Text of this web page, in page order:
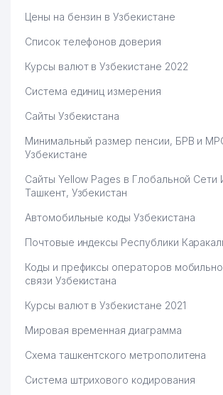
Цены на бензин в Узбекистане
Список телефонов доверия
Курсы валют в Узбекистане 2022
Система единиц измерения
Сайты Узбекистана
Минимальный размер пенсии, БРВ и
Узбекистане
Сайты Yellow Pages в Глобальной Сети
Ташкент, Узбекистан
Автомобильные коды Узбекистана
Почтовые индексы Республики
Коды и префиксы операторов
связи Узбекистана
Курсы валют в Узбекистане 2021
Мировая временная диаграмма
Схема ташкентского метрополитена
Система штрихового кодирования